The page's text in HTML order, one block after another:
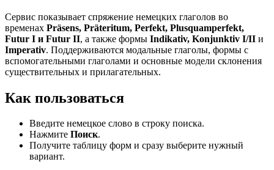
Сервис показывает спряжение немецких глаголов во
временах Präsens, Präteritum, Perfekt, Plusquamperfekt,
Futur I и Futur II, а также формы Indikativ, Konjunktiv I/II и
Imperativ. Поддерживаются модальные глаголы, формы с
вспомогательными глаголами и основные модели склонения
существительных и прилагательных.
Как пользоваться
Введите немецкое слово в строку поиска.
Нажмите Поиск.
Получите таблицу форм и сразу выберите нужный
вариант.